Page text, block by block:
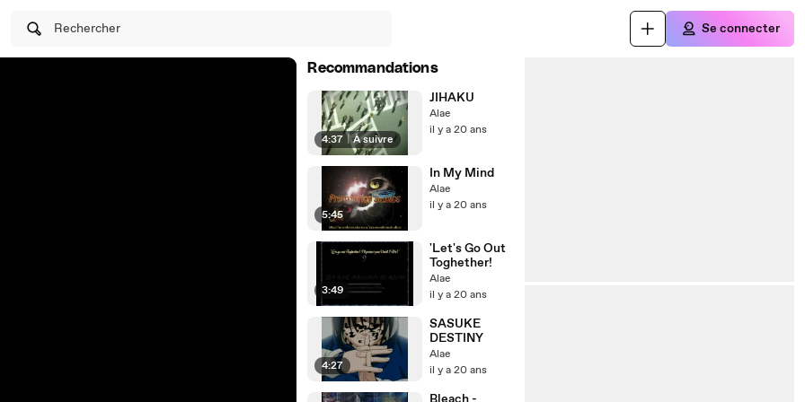
Rechercher Se connecter
Recommandations
4:37 | À suivre
JIHAKU
Alae
il y a 20 ans
5:45
In My Mind
Alae
il y a 20 ans
3:49
'Let's Go Out
Toghether!
Alae
il y a 20 ans
4:27
SASUKE
DESTINY
Alae
il y a 20 ans